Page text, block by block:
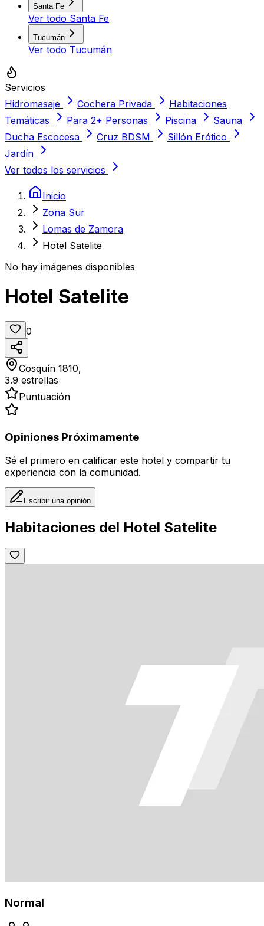
Santa Fe
Ver todo Santa Fe
Tucumán
Ver todo Tucumán
Servicios
Hidromasaje
Cochera Privada
Habitaciones
Temáticas
Para 2+ Personas Piscina
Sauna
Ducha Escocesa
Cruz BDSM
Sillón Erótico
Jardín
Ver todos los servicios
Inicio
Zona Sur
Lomas de Zamora
Hotel Satelite
No hay imágenes disponibles
Hotel Satelite
0
Cosquín 1810,
3.9 estrellas
Puntuación
Opiniones Próximamente
Sé el primero en calificar este hotel y compartir tu
experiencia con la comunidad.
Escribir una opinión
Habitaciones del Hotel Satelite
Normal